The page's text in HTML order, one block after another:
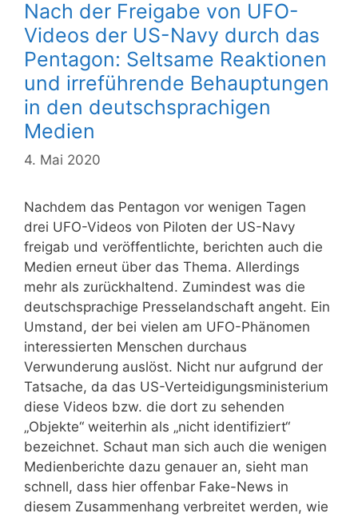
Nach der Freigabe von UFO-
Videos der US-Navy durch das
Pentagon: Seltsame Reaktionen
und irreführende Behauptungen
in den deutschsprachigen
Medien
4. Mai 2020
Nachdem das Pentagon vor wenigen Tagen
drei UFO-Videos von Piloten der US-Navy
freigab und veröffentlichte, berichten auch die
Medien erneut über das Thema. Allerdings
mehr als zurückhaltend. Zumindest was die
deutschsprachige Presselandschaft angeht. Ein
Umstand, der bei vielen am UFO-Phänomen
interessierten Menschen durchaus
Verwunderung auslöst. Nicht nur aufgrund der
Tatsache, da das US-Verteidigungsministerium
diese Videos bzw. die dort zu sehenden
„Objekte“ weiterhin als „nicht identifiziert“
bezeichnet. Schaut man sich auch die wenigen
Medienberichte dazu genauer an, sieht man
schnell, dass hier offenbar Fake-News in
diesem Zusammenhang verbreitet werden, wie